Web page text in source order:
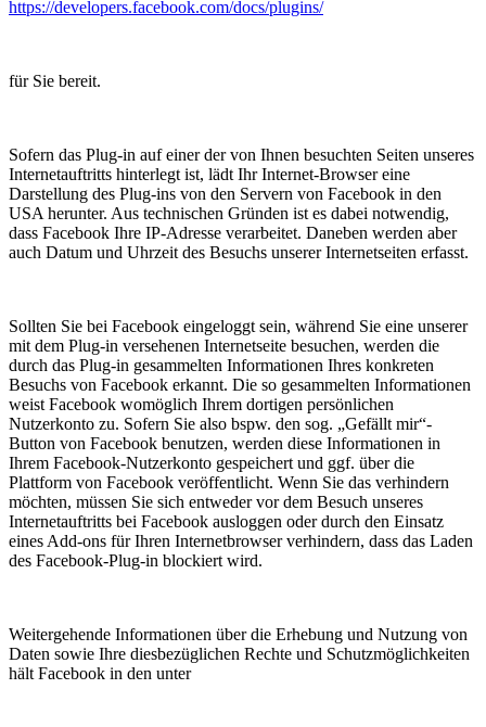
https://developers.facebook.com/docs/plugins/
für Sie bereit.
Sofern das Plug-in auf einer der von Ihnen besuchten Seiten unseres
Internetauftritts hinterlegt ist, lädt Ihr Internet-Browser eine
Darstellung des Plug-ins von den Servern von Facebook in den
USA herunter. Aus technischen Gründen ist es dabei notwendig,
dass Facebook Ihre IP-Adresse verarbeitet. Daneben werden aber
auch Datum und Uhrzeit des Besuchs unserer Internetseiten erfasst.
Sollten Sie bei Facebook eingeloggt sein, während Sie eine unserer
mit dem Plug-in versehenen Internetseite besuchen, werden die
durch das Plug-in gesammelten Informationen Ihres konkreten
Besuchs von Facebook erkannt. Die so gesammelten Informationen
weist Facebook womöglich Ihrem dortigen persönlichen
Nutzerkonto zu. Sofern Sie also bspw. den sog. „Gefällt mir“-
Button von Facebook benutzen, werden diese Informationen in
Ihrem Facebook-Nutzerkonto gespeichert und ggf. über die
Plattform von Facebook veröffentlicht. Wenn Sie das verhindern
möchten, müssen Sie sich entweder vor dem Besuch unseres
Internetauftritts bei Facebook ausloggen oder durch den Einsatz
eines Add-ons für Ihren Internetbrowser verhindern, dass das Laden
des Facebook-Plug-in blockiert wird.
Weitergehende Informationen über die Erhebung und Nutzung von
Daten sowie Ihre diesbezüglichen Rechte und Schutzmöglichkeiten
hält Facebook in den unter